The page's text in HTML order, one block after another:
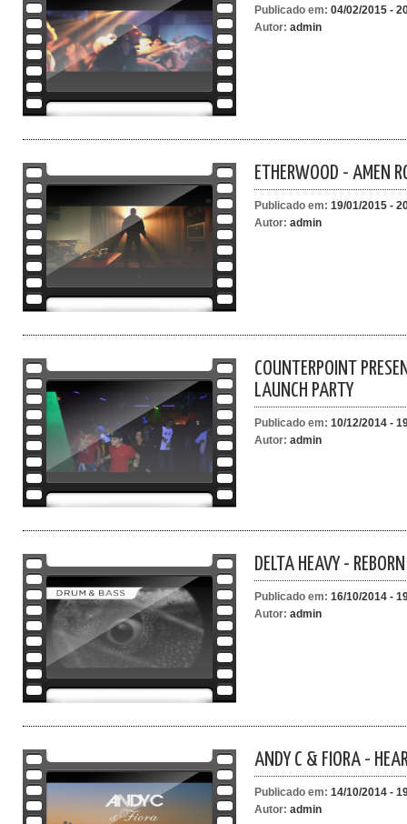
Publicado em: 04/02/2015 -
Autor: admin
ETHERWOOD - AMEN
Publicado em: 19/01/2015 -
Autor: admin
COUNTERPOINT
LAUNCH PARTY
Publicado em: 10/12/2014 -
Autor: admin
DELTA HEAVY - REBORN
Publicado em: 16/10/2014 -
Autor: admin
ANDY C & FIORA -
Publicado em: 14/10/2014 -
Autor: admin